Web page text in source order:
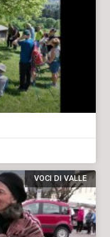
VOCI DI VALLE